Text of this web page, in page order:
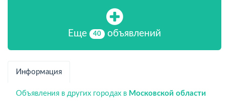
Еще 40 объявлений
Информация
Объявления в других городах в Московской области